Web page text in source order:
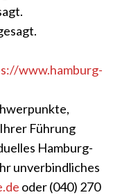
www.hamburg-
Führung
Hamburg-
unverbindliches
oder (040) 270